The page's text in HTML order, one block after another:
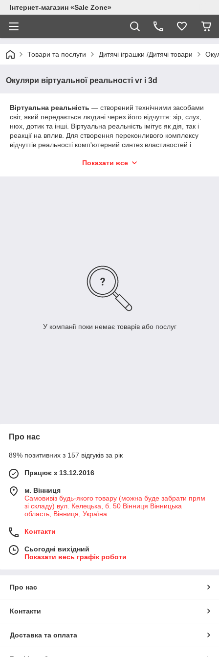
Інтернет-магазин «Sale Zone»
Товари та послуги Дитячі іграшки /Дитячі товари
Окуляри віртуальної реальності vr і 3d
Віртуальна реальність — створений технічними засобами
світ, який передається людині через його відчуття: зір, слух,
нюх, дотик та інші. Віртуальна реальність імітує як дія, так і
реакції на вплив. Для створення переконливого комплексу
відчуттів реальності комп'ютерний синтез властивостей і
часі. 3D окуляри — допоміжні пристрої, завдяки яким
Показати все
У компанії поки немає товарів або послуг
Про нас
89% позитивних з 157 відгуків за рік
Працює з 13.12.2016
м. Вінниця
Самовивіз будь-якого товару (можна буде забрати прям
зі складу) вул. Келецька, б. 50 Вінниця Вінницька
область, Вінниця, Україна
Контакти
Сьогодні вихідний
Показати весь графік роботи
Про нас
Контакти
Доставка та оплата